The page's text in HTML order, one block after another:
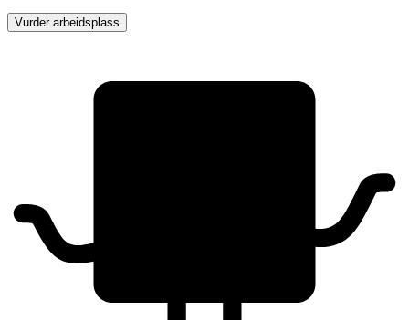
Vurder arbeidsplass